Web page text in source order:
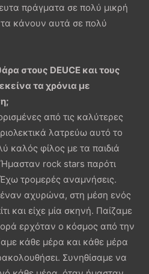
πράγματα σε πολύ μικρή
τα κάνουν αυτά σε πολύ
στους DEUCE και τους
τα χρόνια με
από τις καλύτερες
λατρεύω αυτό το
καλός φίλος με τα παιδιά
rock stars παρότι
τρομερές αναμνήσεις.
έναν αχυρώνα, στη μέση ενός
και είχε μία σκηνή. Παίζαμε
ερχόταν ο κόσμος από την
κάθε μέρα και κάθε μέρα
Συνηθίσαμε να